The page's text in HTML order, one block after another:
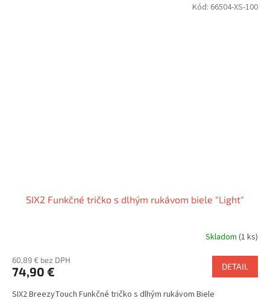
SIX2 Funkčné tričko s dlhým rukávom biele "Light"
Skladom (1 ks)
60,89 € bez DPH
74,90 € DETAIL
SIX2 BreezyTouch Funkčné tričko s dlhým rukávom Biele
Kód: 66504-XS-100